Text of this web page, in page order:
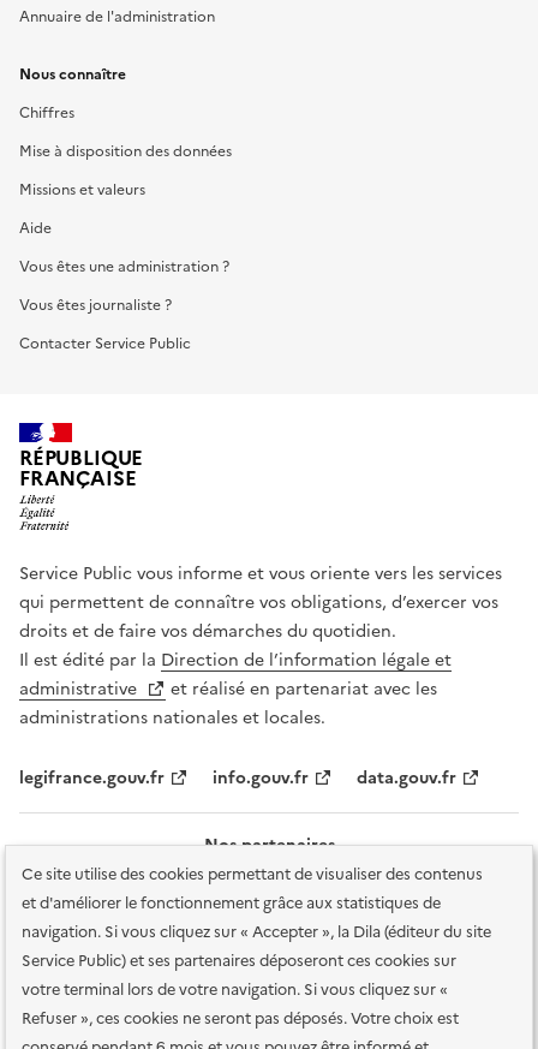
Ce site utilise des cookies permettant de visualiser des contenus
et d'améliorer le fonctionnement grâce aux statistiques de
navigation. Si vous cliquez sur « Accepter », la Dila (éditeur du site
Service Public) et ses partenaires déposeront ces cookies sur
votre terminal lors de votre navigation. Si vous cliquez sur «
Refuser », ces cookies ne seront pas déposés. Votre choix est
Annuaire de l'administration
Nous connaître
Chiffres
Mise à disposition des données
Missions et valeurs
Aide
Vous êtes une administration ?
Vous êtes journaliste ?
Contacter Service Public
RÉPUBLIQUE
FRANÇAISE
Service Public vous informe et vous oriente vers les services
qui permettent de connaître vos obligations, d’exercer vos
droits et de faire vos démarches du quotidien.
Il est édité par la Direction de l’information légale et
administrative
et réalisé en partenariat avec les
administrations nationales et locales.
legifrance.gouv.fr info.gouv.fr data.gouv.fr
Nos partenaires
Plan du site Accessibilité : totalement conforme
Accessibilité des
services en ligne Mentions légales Données personnelles et sécurité